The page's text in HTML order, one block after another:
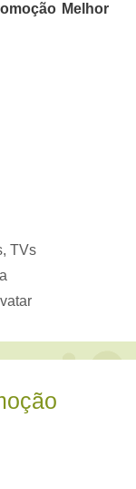
Melhor
, TVs